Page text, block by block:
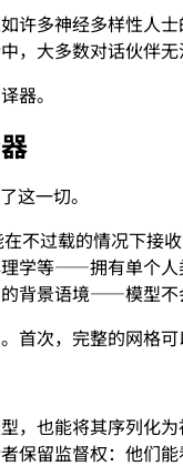
许多神经多样性人
，大多数对话伙伴
器。
这一切。
不过载的情况下
学等——拥有单个
背景语境——模型
首次，完整的网格可
，也能将其序列化
保留监督权：他们